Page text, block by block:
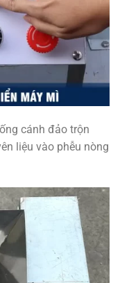
cánh đảo trộn
liệu vào phễu nòng